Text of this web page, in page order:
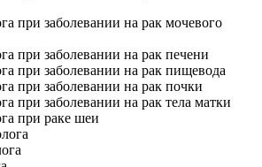
при заболевании на рак мочевого
при заболевании на рак печени
при заболевании на рак пищевода
при заболевании на рак почки
при заболевании на рак тела матки
при раке шеи